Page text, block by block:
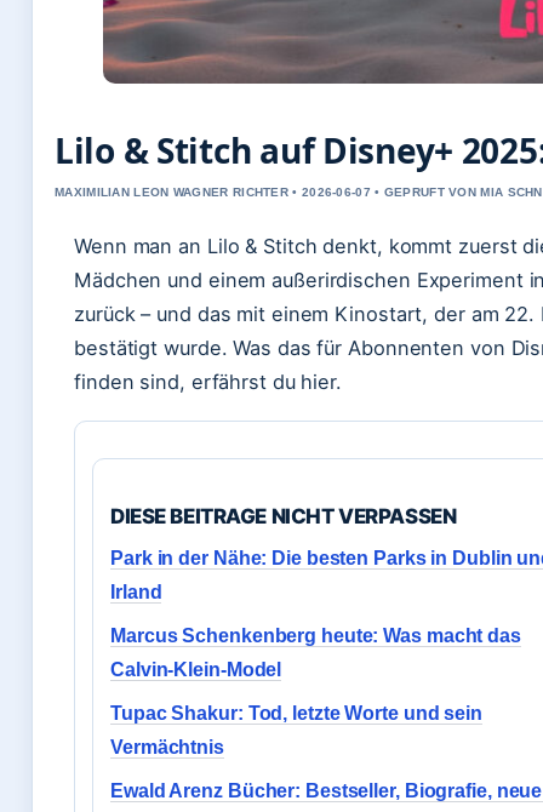
Lilo & Stitch auf Disney+
MAXIMILIAN LEON WAGNER RICHTER • 2026-06-07 • GEPRUFT VON MIA
Wenn man an Lilo & Stitch denkt, kommt zuerst
Mädchen und einem außerirdischen Experiment
zurück – und das mit einem Kinostart, der am
bestätigt wurde. Was das für Abonnenten von
finden sind, erfährst du hier.
DIESE BEITRAGE NICHT VERPASSEN
Park in der Nähe: Die besten Parks in Dublin
Irland
Marcus Schenkenberg heute: Was macht das
Calvin-Klein-Model
Tupac Shakur: Tod, letzte Worte und sein
Vermächtnis
Ewald Arenz Bücher: Bestseller, Biografie,